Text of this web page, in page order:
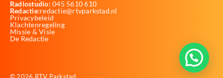
Radiostudio: 045 5610 610
Redactie:redactie@rtvparkstad.nl
Privacybeleid
Klachtenregeling
Missie & Visie
De Redactie